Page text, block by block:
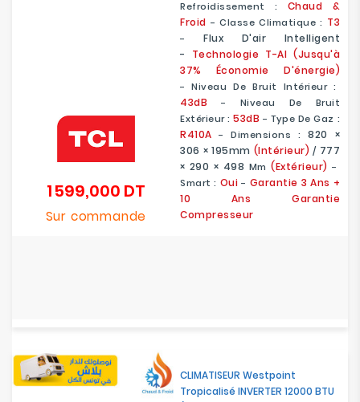
Refroidissement : Chaud &
Froid - Classe Climatique : T3
- Flux D'air Intelligent
- Technologie T-AI (Jusqu'à
37% Économie D'énergie)
- Niveau De Bruit Intérieur :
43dB - Niveau De Bruit
Extérieur :53dB - Type De Gaz :
R410A - Dimensions :820 ×
306 × 195mm (Intérieur) / 777
× 290 × 498 Mm(Extérieur) -
Smart : Oui - Garantie 3 Ans +
10 Ans Garantie
Compresseur
1 599,000 DT
Sur commande
CLIMATISEUR Westpoint
Tropicalisé INVERTER 12000 BTU